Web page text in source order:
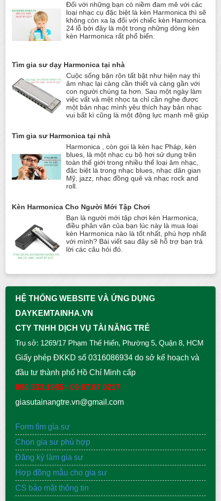
Đối với những bạn có niềm đam mê với các
loại nhạc cụ đặc biệt là kèn Harmonica thì sẽ
không còn xa lạ đối với chiếc kèn Harmonica
24 lỗ bởi đây là một trong những dòng kèn
kèn Harmonica rất phổ biến.
Tìm gia sư dạy Harmonica tại nhà
Cuộc sống bận rộn tất bật như hiện nay thì
âm nhạc lại càng cần thiết và càng gần với
con người chúng ta hơn. Sau một ngày làm
việc vất vả mệt nhọc ta chỉ cần nghe được
một bản nhạc mình yêu thích hay bản nhạc
vui bất kì cũng là một động lực mạnh mẽ giúp
Tìm gia sư Harmonica tại nhà
Harmonica , còn gọi là kèn hạc Pháp, kèn
blues, là một nhạc cụ bộ hơi sử dụng trên
toàn thế giới trong nhiều thể loại âm nhạc,
đặc biệt là trong nhạc blues, nhạc dân gian
Mỹ, jazz, nhạc đồng quê và nhạc rock and
roll.
Kèn Harmonica Cho Người Mới Tập Chơi
Bạn là người mới tập chơi kèn Harmonica,
điều phân vân của bạn lúc này là mua loại
kèn Harmonica nào là tốt nhất, phù hợp nhất
với mình? Bài viết sau đây sẽ hỗ trợ bạn trả
lời các câu hỏi đó.
HỆ THỐNG WEBSITE VÀ ỨNG DỤNG
DAYKEMTAINHA.VN
CTY TNHH DỊCH VỤ TÀI NĂNG TRẺ
Trụ sở: 1269/17 Phạm Thế Hiển, Phường 5, Quận 8, HCM
Giấy phép ĐKKD số 0316086934 do sở kế hoạch và
đầu tư thành phố Hồ Chí Minh cấp
090.333.1985 - 09.87.87.0217
giasutainangtre.vn@gmail.com
Form tìm gia sư
Chọn gia sư phù hợp
Đăng ký làm gia sư
Hợp đồng mẫu cho gia sư
CS bảo mật thông tin